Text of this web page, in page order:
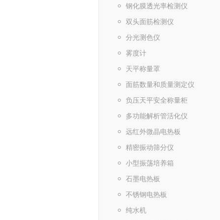
钢化膜透光率检测仪
双头面筋检测仪
分光测色仪
雾度计
天平称量罩
面筋数量和质量测定仪
负压天平安全称量柜
多功能解析管活化仪
远红外微晶电热板
精密振动筛分仪
小型振荡培养箱
石墨电热板
不锈钢电热板
纯水机